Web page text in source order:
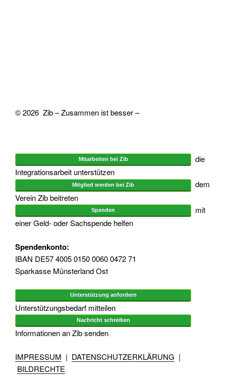
© 2026 Zib – Zusammen ist besser –
Mitarbeiten bei Zib
die
Integrationsarbeit unterstützen
Mitglied werden bei Zib
dem
Verein Zib beitreten
Spenden
mit
einer Geld- oder Sachspende helfen
Spendenkonto:
IBAN DE57 4005 0150 0060 0472 71
Sparkasse Münsterland Ost
Unterstützung anfordern
Unterstützungsbedarf mitteilen
Nachricht schreiben
Informationen an Zib senden
IMPRESSUM | DATENSCHUTZERKLÄRUNG |
BILDRECHTE